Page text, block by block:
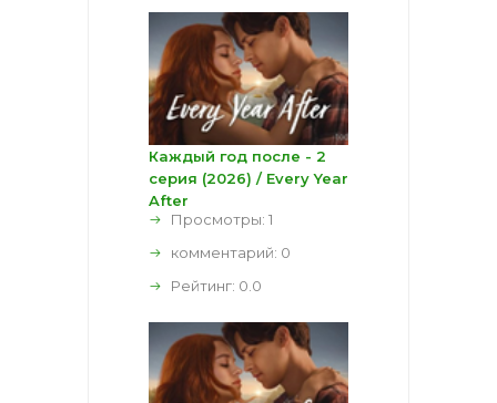
Каждый год после - 2
серия (2026) / Every Year
After
Просмотры: 1
комментарий: 0
Рейтинг: 0.0